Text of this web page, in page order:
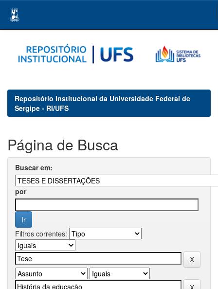
navigation
Repositório Institucional da Universidade Federal de
Sergipe - RI/UFS
Página de Busca
Buscar em:
por
Filtros correntes: